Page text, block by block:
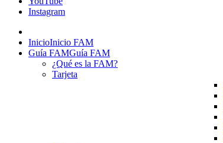
Instagram
InicioInicio FAM
Guía FAMGuía FAM
¿Qué es la FAM?
Tarjeta